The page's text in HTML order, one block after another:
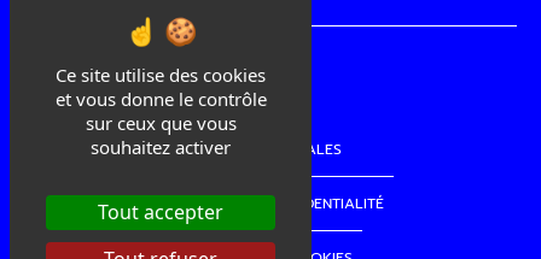
Ce site utilise des cookies
et vous donne le contrôle
sur ceux que vous
souhaitez activer
Tout accepter
LA MUSIQUE
MENTIONS LÉGALES
POLITIQUE DE CONFIDENTIALITÉ